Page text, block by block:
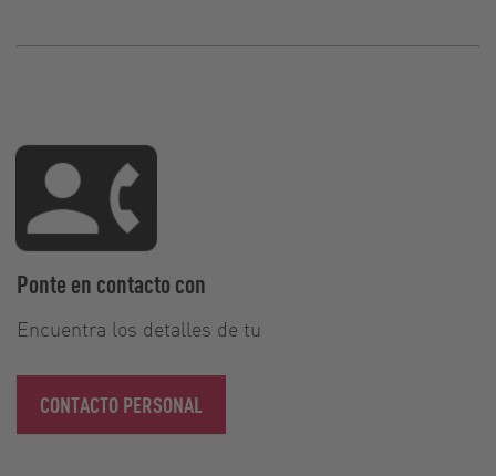
Ponte en contacto con
Encuentra los detalles de tu
CONTACTO PERSONAL